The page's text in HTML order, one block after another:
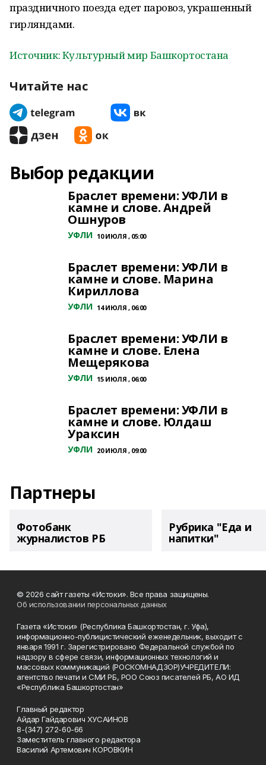
праздничного поезда едет паровоз, украшенный
гирляндами.
Источник: Культурный мир Башкортостана
Читайте нас
Выбор редакции
Браслет времени: УФЛИ в
камне и слове. Андрей
Ошнуров
УФЛИ 10 ИЮЛЯ , 05:00
Браслет времени: УФЛИ в
камне и слове. Марина
Кириллова
УФЛИ 14 ИЮЛЯ , 06:00
Браслет времени: УФЛИ в
камне и слове. Елена
Мещерякова
УФЛИ 15 ИЮЛЯ , 06:00
Браслет времени: УФЛИ в
камне и слове. Юлдаш
Ураксин
УФЛИ 20 ИЮЛЯ , 09:00
Партнеры
Фотобанк
журналистов РБ
Рубрика "Еда и
напитки"
© 2026 сайт газеты «Истоки». Все права защищены.
Об использовании персональных данных
Газета «Истоки» (Республика Башкортостан, г. Уфа),
информационно-публицистический еженедельник, выходит с
января 1991 г. Зарегистрировано Федеральной службой по
надзору в сфере связи, информационных технологий и
массовых коммуникаций (РОСКОМНАДЗОР)УЧРЕДИТЕЛИ:
агентство печати и СМИ РБ, РОО Союз писателей РБ, АО ИД
«Республика Башкортостан»
Главный редактор
Айдар Гайдарович ХУСАИНОВ
8-(347) 272-60-66
Заместитель главного редактора
Василий Артемович КОРОВКИН